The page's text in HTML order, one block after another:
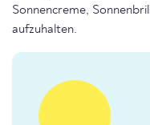
Sonnencreme,
aufzuhalten.